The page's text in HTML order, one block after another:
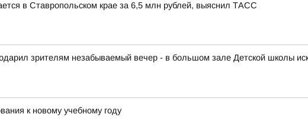
в Ставропольском крае за 6,5 млн рублей, выяснил ТАСС
зрителям незабываемый вечер - в большом зале Детской школы
к новому учебному году